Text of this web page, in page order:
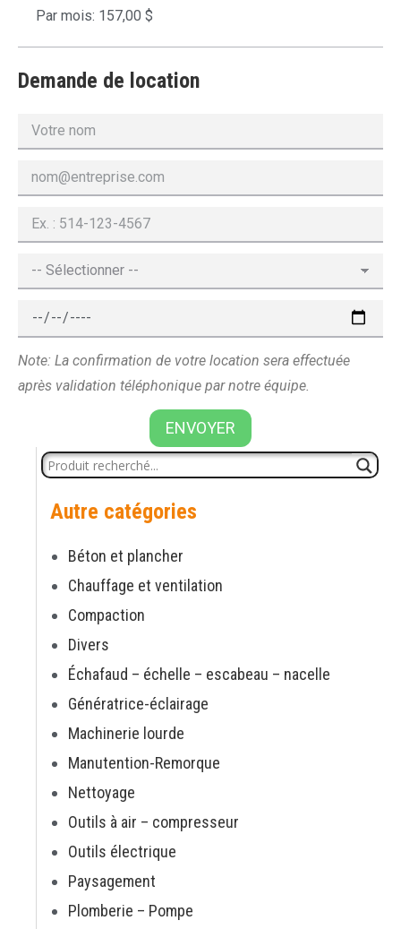
Par mois: 157,00 $
Demande de location
Note: La confirmation de votre location sera effectuée
après validation téléphonique par notre équipe.
ENVOYER
Autre catégories
Béton et plancher
Chauffage et ventilation
Compaction
Divers
Échafaud – échelle – escabeau – nacelle
Génératrice-éclairage
Machinerie lourde
Manutention-Remorque
Nettoyage
Outils à air – compresseur
Outils électrique
Paysagement
Plomberie – Pompe